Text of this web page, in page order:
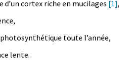
d’un cortex riche en mucilages [1],
toute l’année,
lente.